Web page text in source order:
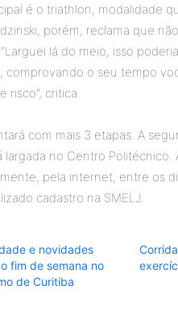
é o triathlon, modalidade
porém, reclama que
lá do meio, isso
comprovando o seu tempo
risco”, critica.
com mais 3 etapas. A
largada no Centro Politécnico.
pela internet, entre os
cadastro na SMELJ.
e novidades
fim de semana no
de Curitiba